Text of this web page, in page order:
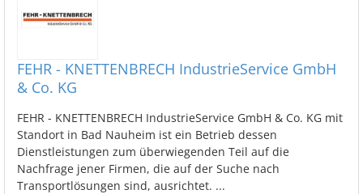
FEHR - KNETTENBRECH IndustrieService GmbH
& Co. KG
FEHR - KNETTENBRECH IndustrieService GmbH & Co. KG mit
Standort in Bad Nauheim ist ein Betrieb dessen
Dienstleistungen zum überwiegenden Teil auf die
Nachfrage jener Firmen, die auf der Suche nach
Transportlösungen sind, ausrichtet. ...